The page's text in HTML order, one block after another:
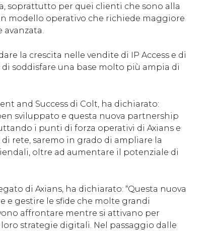
soprattutto per quei clienti che sono alla
modello operativo che richiede maggiore
avanzata.
la crescita nelle vendite di IP Access e di
di soddisfare una base molto più ampia di
and Success di Colt, ha dichiarato:
sviluppato e questa nuova partnership
i punti di forza operativi di Axians e
rete, saremo in grado di ampliare la
oltre ad aumentare il potenziale di
di Axians, ha dichiarato: “Questa nuova
e gestire le sfide che molte grandi
affrontare mentre si attivano per
strategie digitali. Nel passaggio dalle